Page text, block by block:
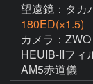
望遠鏡：タカ
180ED(×1.5)
カメラ：ZWO
HEUIB-IIフィ
AM5赤道儀